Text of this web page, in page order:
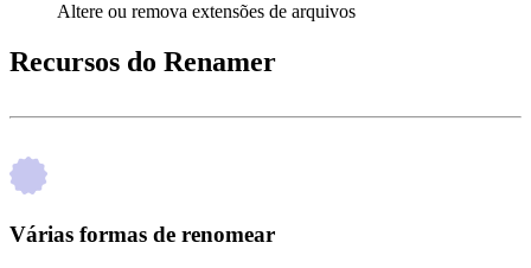
Altere ou remova extensões de arquivos
Recursos do Renamer
Várias formas de renomear